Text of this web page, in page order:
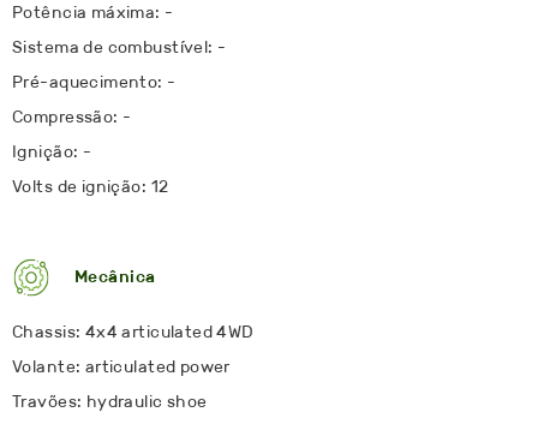
Potência máxima: -
Sistema de combustível: -
Pré-aquecimento: -
Compressão: -
Ignição: -
Volts de ignição: 12
Mecânica
Chassis: 4x4 articulated 4WD
Volante: articulated power
Travões: hydraulic shoe